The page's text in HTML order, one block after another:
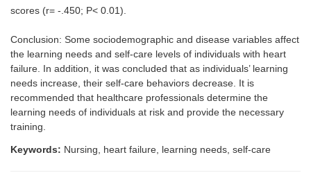
scores (r= -.450; P< 0.01).
Conclusion: Some sociodemographic and disease variables affect
the learning needs and self-care levels of individuals with heart
failure. In addition, it was concluded that as individuals’ learning
needs increase, their self-care behaviors decrease. It is
recommended that healthcare professionals determine the
learning needs of individuals at risk and provide the necessary
training.
Keywords: Nursing, heart failure, learning needs, self-care